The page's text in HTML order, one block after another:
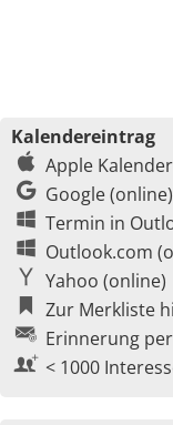
Kalendereintrag
Apple Kalender
Google (online)
Termin in
Outlook.com
Yahoo (online)
Zur Merkliste
Erinnerung
< 1000